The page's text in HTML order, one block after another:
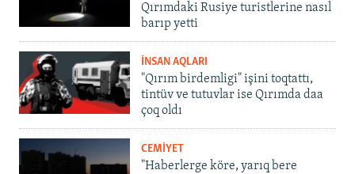
Qırımdaki Rusiye turistlerine nasıl
barıp yetti
İNSAN AQLARI
"Qırım birdemligi" işini toqtattı,
tintüv ve tutuvlar ise Qırımda daa
çoq oldı
CEMİYET
"Haberlerge köre, yarıq bere